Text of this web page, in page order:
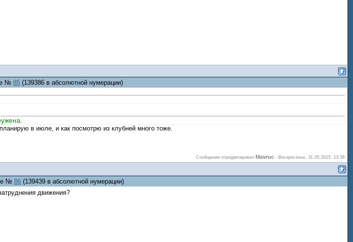
№ 85 (139386 в абсолютной нумерации)
в июле, и как посмотрю из клубней много тоже.
Сообщение отредактировал Mavruc - Воскресенье, 31.05.2015, 13:36
№ 86 (139439 в абсолютной нумерации)
движения?